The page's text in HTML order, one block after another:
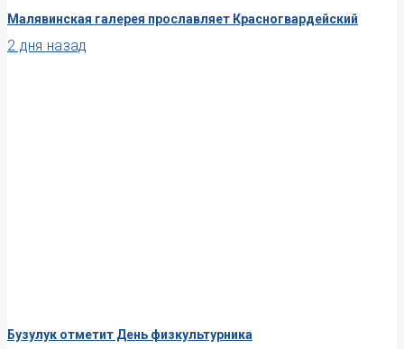
Малявинская галерея прославляет Красногвардейский
2 дня назад
Бузулук отметит День физкультурника